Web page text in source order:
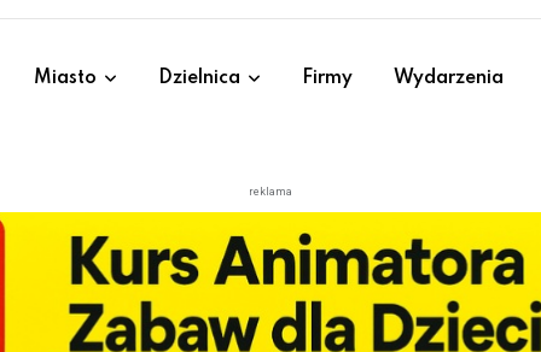
Miasto Dzielnica Firmy Wydarzenia
reklama